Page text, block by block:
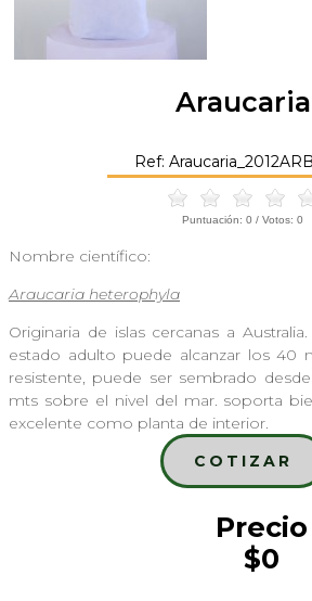
Araucaria
Ref:
Puntuación: 0 / Votos: 0
Nombre científico:
Araucaria heterophyla
Originaria de islas cercanas a
estado adulto puede alcanzar los 40
resistente, puede ser sembrado
mts sobre el nivel del mar. soporta
excelente como planta de interior.
COTIZAR
Precio
$0